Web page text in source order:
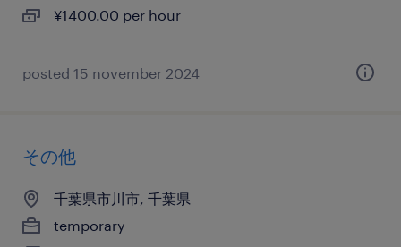
¥1400.00 per hour
posted 15 november 2024
その他
千葉県市川市, 千葉県
temporary